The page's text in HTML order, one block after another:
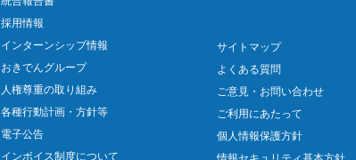
採用情報
インターンシップ情報
おきでんグループ
人権尊重の取り組み
各種行動計画・方針等
電子公告
インボイス制度について
サイトマップ
よくある質問
ご意見・お問い合わせ
ご利用にあたって
個人情報保護方針